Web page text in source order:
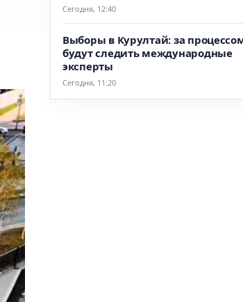
Сегодня, 12:40
Выборы в Курултай: за
будут следить международные
эксперты
Сегодня, 11:20